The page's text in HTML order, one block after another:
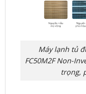
Máy lạnh tủ
FC50M2F Non-
trọng,